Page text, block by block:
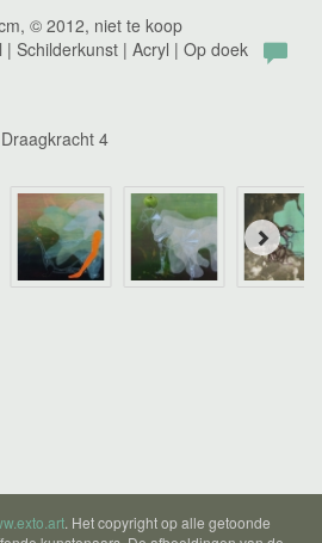
© 2012, niet te koop
| Schilderkunst | Acryl | Op doek
Draagkracht 4
. Het copyright op alle getoonde